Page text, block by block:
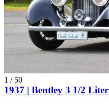
1 / 50
1937 | Bentley 3 1/2 Liter